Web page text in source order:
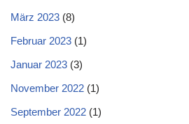
März 2023 (8)
Februar 2023 (1)
Januar 2023 (3)
November 2022 (1)
September 2022 (1)